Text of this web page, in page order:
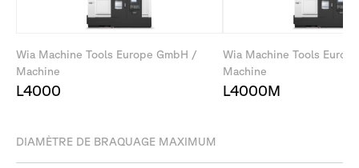
Wia Machine Tools Europe GmbH /
Machine
L4000
DIAMÈTRE DE BRAQUAGE MAXIMUM
Wia Machine Tools
Machine
L4000M